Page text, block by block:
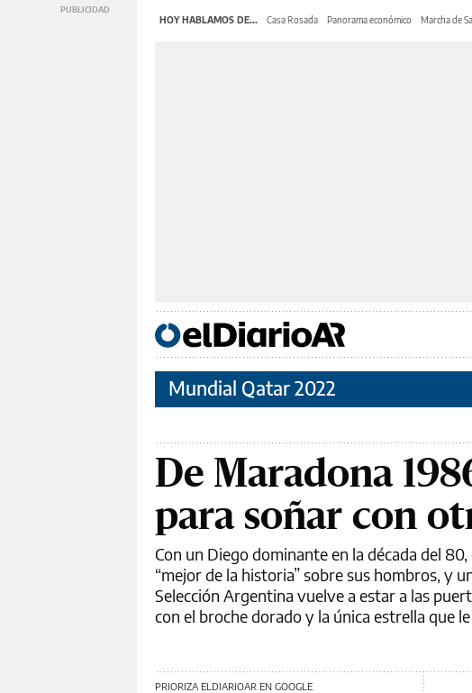
HOY HABLAMOS DE... Casa Rosada Panorama económico Marcha de
Mundial Qatar 2022
De Maradona
para soñar con
Con un Diego dominante en la década del
“mejor de la historia” sobre sus hombros, y
Selección Argentina vuelve a estar a las
con el broche dorado y la única estrella que
PRIORIZA ELDIARIOAR EN GOOGLE